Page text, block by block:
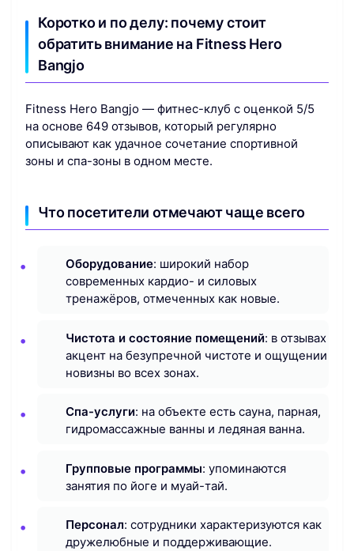
Коротко и по делу: почему стоит
обратить внимание на Fitness Hero
Bangjo
Fitness Hero Bangjo — фитнес-клуб с оценкой 5/5
на основе 649 отзывов, который регулярно
описывают как удачное сочетание спортивной
зоны и спа-зоны в одном месте.
Что посетители отмечают чаще всего
Оборудование: широкий набор
современных кардио- и силовых
тренажёров, отмеченных как новые.
Чистота и состояние помещений: в отзывах
акцент на безупречной чистоте и ощущении
новизны во всех зонах.
Спа-услуги: на объекте есть сауна, парная,
гидромассажные ванны и ледяная ванна.
Групповые программы: упоминаются
занятия по йоге и муай-тай.
Персонал: сотрудники характеризуются как
дружелюбные и поддерживающие.